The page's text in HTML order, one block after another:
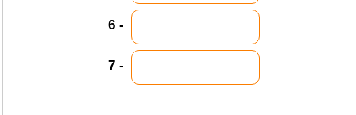
6 -
7 -